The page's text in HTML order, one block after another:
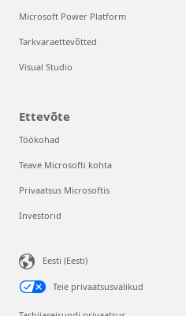
Microsoft Power Platform
Tarkvaraettevõtted
Visual Studio
Ettevõte
Töökohad
Teave Microsofti kohta
Privaatsus Microsoftis
Investorid
Eesti (Eesti)
Teie privaatsusvalikud